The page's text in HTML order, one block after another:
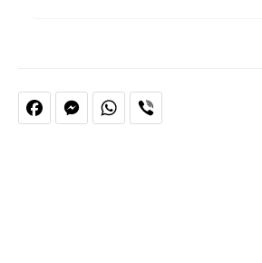
FacebookMessengerWhatsApp